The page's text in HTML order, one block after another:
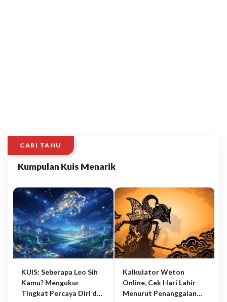
CARI TAHU
Kumpulan Kuis Menarik
KUIS: Seberapa Leo Sih
Kamu? Mengukur
Tingkat Percaya Diri dan
Kalkulator Weton
Online, Cek Hari Lahir
Menurut Penanggalan